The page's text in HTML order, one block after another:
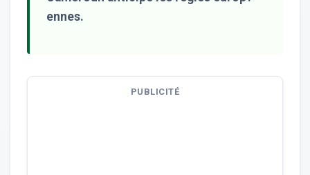
ennes.
PUBLICITÉ